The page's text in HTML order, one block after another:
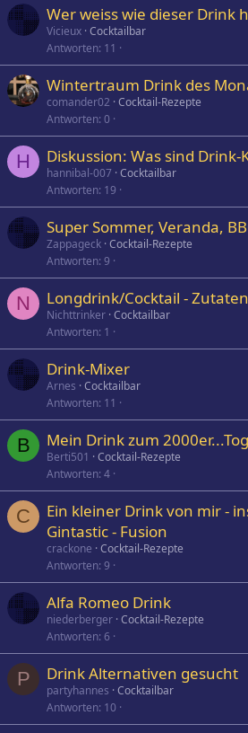
Wer weiss wie dieser Drink
Vicieux Cocktailbar
Antworten 11
Wintertraum Drink des
comander02 Cocktail-Rezepte
Antworten 0
H Diskussion: Was sind
hannibal-007 Cocktailbar
Antworten 19
Super Sommer, Veranda,
Zappageck Cocktail-Rezepte
Antworten 9
N Longdrink/Cocktail -
Nichttrinker Cocktailbar
Antworten 1
Drink-Mixer
Arnes Cocktailbar
Antworten 11
B Mein Drink zum
Berti501
Cocktail-Rezepte
Antworten 4
C
Ein kleiner Drink von mir -
Gintastic - Fusion
crackone Cocktail-Rezepte
Antworten 9
Alfa Romeo Drink
niederberger Cocktail-Rezepte
Antworten 6
P Drink Alternativen gesucht
partyhannes Cocktailbar
Antworten 10